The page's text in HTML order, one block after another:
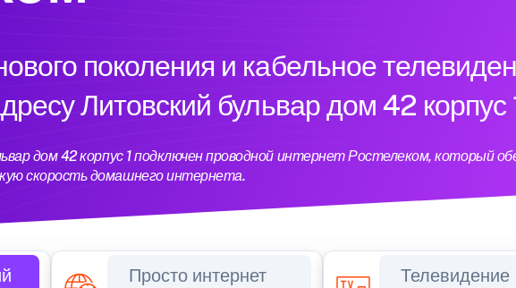
поколения и кабельное
Литовский бульвар дом 42 корпус
дом 42 корпус 1 подключен проводной интернет Ростелеком, который
скорость домашнего интернета.
Просто интернет Телевидение